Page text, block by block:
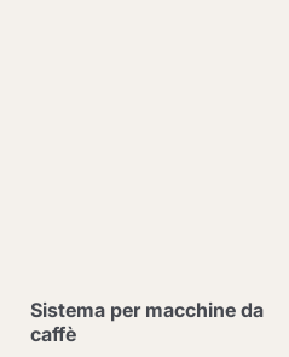
Sistema per macchine da
caffè